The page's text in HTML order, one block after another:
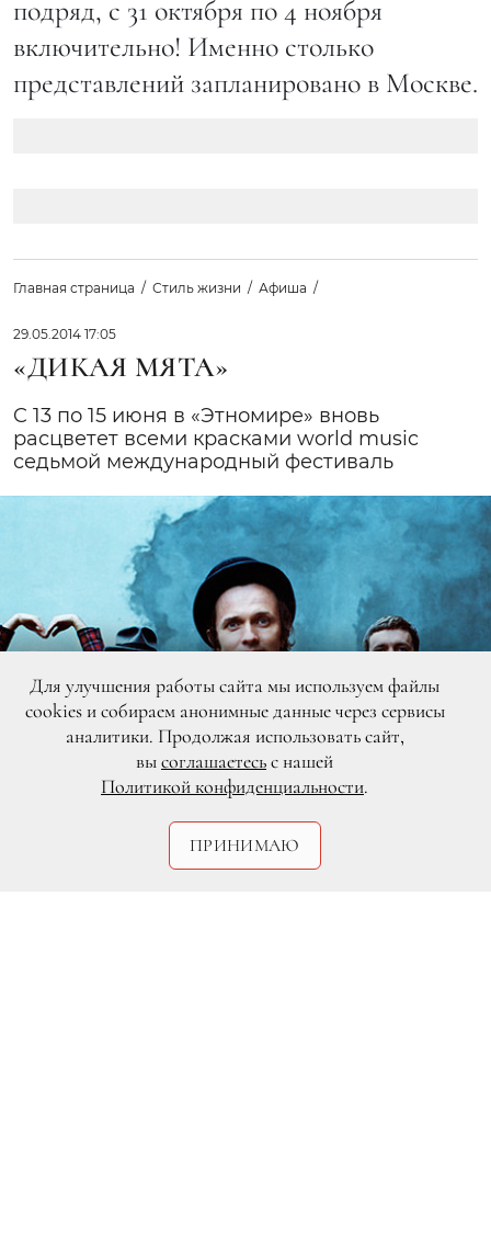
подряд, с 31 октября по 4 ноября
включительно! Именно столько
представлений запланировано в Москве.
Главная страница Стиль жизни Афиша
29.05.2014 17:05
«ДИКАЯ МЯТА»
C 13 по 15 июня в «Этномире» вновь
расцветет всеми красками world music
седьмой международный фестиваль
Для улучшения работы сайта мы используем файлы
cookies и собираем анонимные данные через сервисы
аналитики. Продолжая использовать сайт,
высоглашаетесьс нашей
Политикой конфиденциальности.
ПРИНИМАЮ